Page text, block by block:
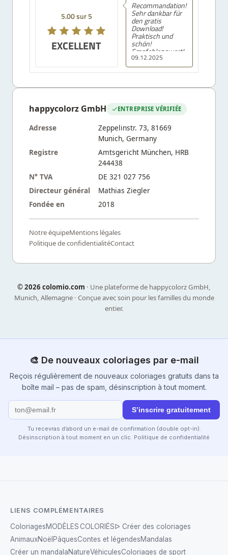
5.00 sur 5
EXCELLENT
09.12.2025
Recommandation!
Sehr dankbar für
den gratis
Download!
Praktisch und
schön!
Empfehlenswert!
happycolorz GmbH ENTREPRISE VÉRIFIÉE
Adresse
Zeppelinstr. 73, 81669
Munich, Germany
Registre
Amtsgericht München, HRB
244438
N° TVA
DE 321 027 756
Directeur général
Mathias Ziegler
Fondée en
2018
Notre équipeMentions légales
Politique de confidentialitéContact
©2026 colomio.com · Une plateforme de happycolorz GmbH,
Munich, Allemagne · Conçue avec soin pour les familles du monde
entier.
🎨 De nouveaux coloriages par e-mail
Reçois régulièrement de nouveaux coloriages gratuits dans ta
boîte mail – pas de spam, désinscription à tout moment.
S’inscrire gratuitement
Tu recevras d’abord un e-mail de confirmation (double opt-in).
Désinscription à tout moment en un clic. Politique de confidentialité
LIENS COMPLÉMENTAIRES
ColoriagesMODÈLES COLORIÉSᐅ Créer des coloriages
AnimauxNoël PâquesContes et légendesMandalas
Créer un mandalaNatureVéhiculesColoriages de sport